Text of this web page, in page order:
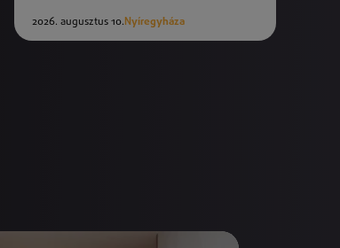
2026. augusztus 10. Nyíregyháza